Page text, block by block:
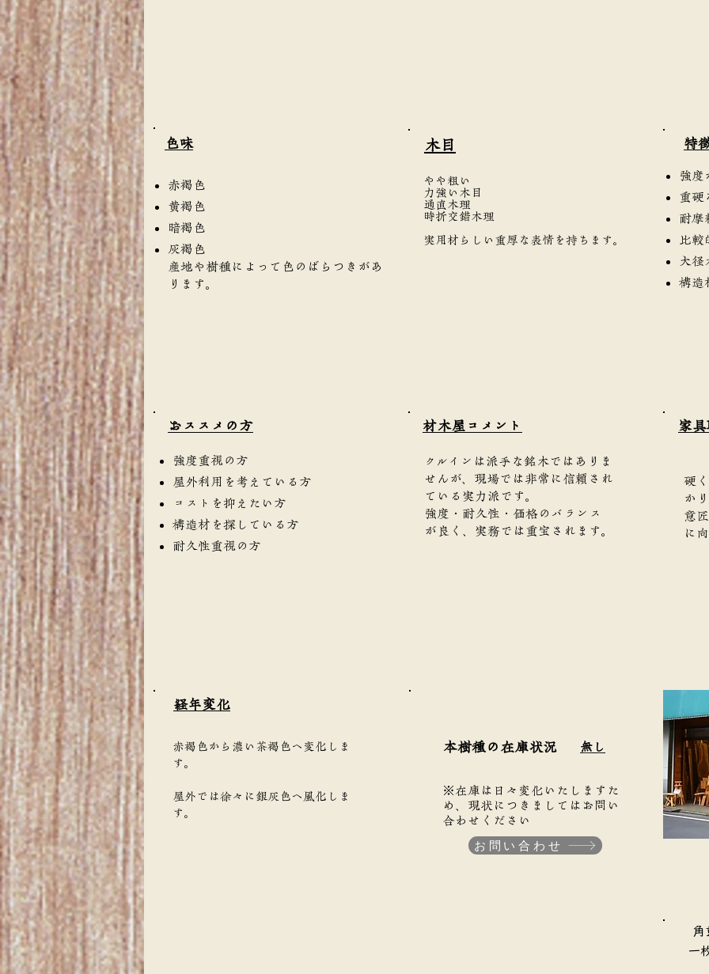
​色味
赤褐色
黄褐色
暗褐色
灰褐色
産地や樹種によって色のばらつきがあ
ります。
​木目
やや粗い
力強い木目
通直木理
時折交錯木理
実用材らしい重厚な表情を持ちます。
特
強度
重硬
耐摩
比較
大径
構造
​おススメの方
強度重視の方
屋外利用を考えている方
コストを抑えたい方
構造材を探している方
耐久性重視の方
​材木屋コメント
クルインは派手な銘木ではありま
せんが、現場では非常に信頼され
ている実力派です。
強度・耐久性・価格のバランス
が良く、実務では重宝されます。
家
硬
か
意
に
​経年変化
赤褐色から濃い茶褐色へ変化しま
す。
屋外では徐々に銀灰色へ風化しま
す。
本樹種の在庫状況 無し
※在庫は日々変化いたしますた
め、現状につきましてはお問い
合わせください
お問い合わせ
角
一